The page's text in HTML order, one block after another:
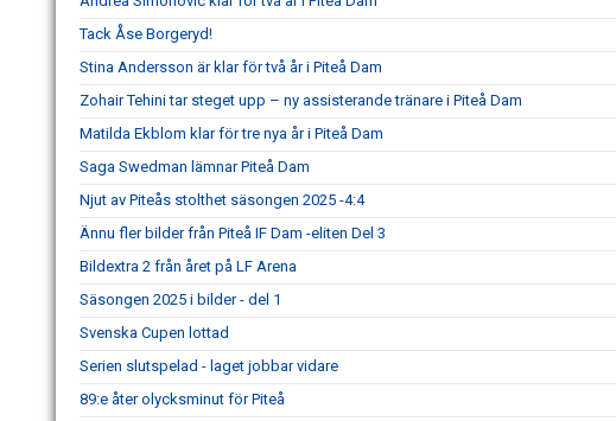
Tack Åse Borgeryd!
Stina Andersson är klar för två år i Piteå Dam
Zohair Tehini tar steget upp – ny assisterande tränare i Piteå Dam
Matilda Ekblom klar för tre nya år i Piteå Dam
Saga Swedman lämnar Piteå Dam
Njut av Piteås stolthet säsongen 2025 -4:4
Ännu fler bilder från Piteå IF Dam -eliten Del 3
Bildextra 2 från året på LF Arena
Säsongen 2025 i bilder - del 1
Svenska Cupen lottad
Serien slutspelad - laget jobbar vidare
89:e åter olycksminut för Piteå